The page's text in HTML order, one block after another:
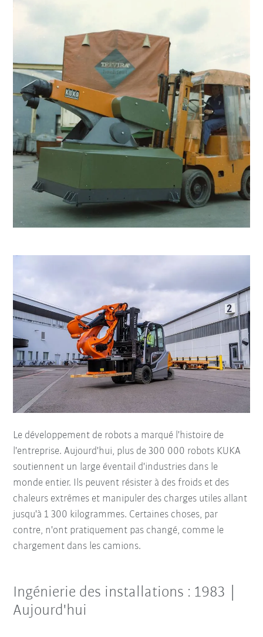
Le développement de robots a marqué l'histoire de
l'entreprise. Aujourd'hui, plus de 300 000 robots KUKA
soutiennent un large éventail d'industries dans le
monde entier. Ils peuvent résister à des froids et des
chaleurs extrêmes et manipuler des charges utiles allant
jusqu'à 1 300 kilogrammes. Certaines choses, par
contre, n'ont pratiquement pas changé, comme le
chargement dans les camions.
Ingénierie des installations : 1983 |
Aujourd'hui